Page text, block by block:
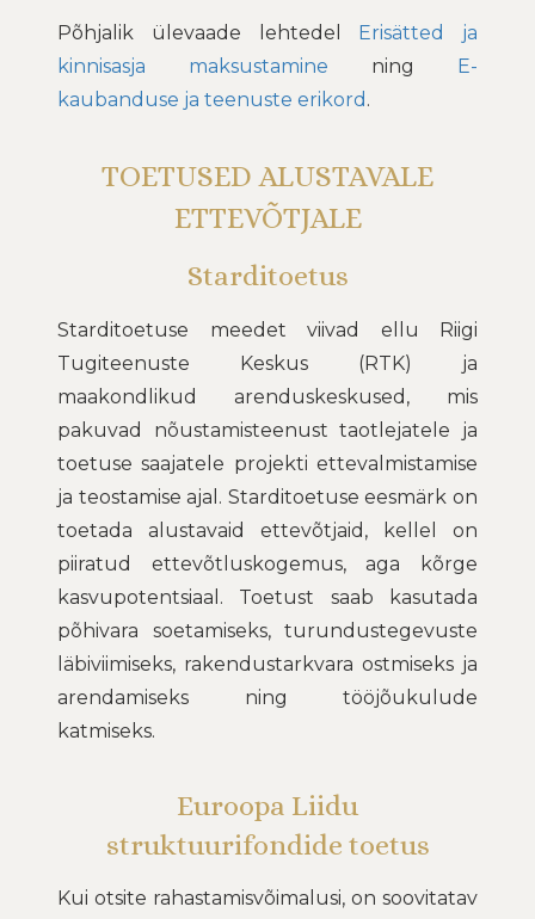
Põhjalik ülevaade lehtedel
Erisätted ja
kinnisasja maksustamine ning
E-
kaubanduse ja teenuste erikord .
TOETUSED ALUSTAVALE
ETTEVÕTJALE
Starditoetus
Starditoetuse meedet viivad ellu Riigi
Tugiteenuste Keskus (RTK) ja
maakondlikud arenduskeskused, mis
pakuvad nõustamisteenust taotlejatele ja
toetuse saajatele projekti ettevalmistamise
ja teostamise ajal. Starditoetuse eesmärk on
toetada alustavaid ettevõtjaid, kellel on
piiratud ettevõtluskogemus, aga kõrge
kasvupotentsiaal. Toetust saab kasutada
põhivara soetamiseks, turundustegevuste
läbiviimiseks, rakendustarkvara ostmiseks ja
arendamiseks ning tööjõukulude
katmiseks.
Euroopa Liidu
struktuurifondide toetus
Kui otsite rahastamisvõimalusi, on soovitatav